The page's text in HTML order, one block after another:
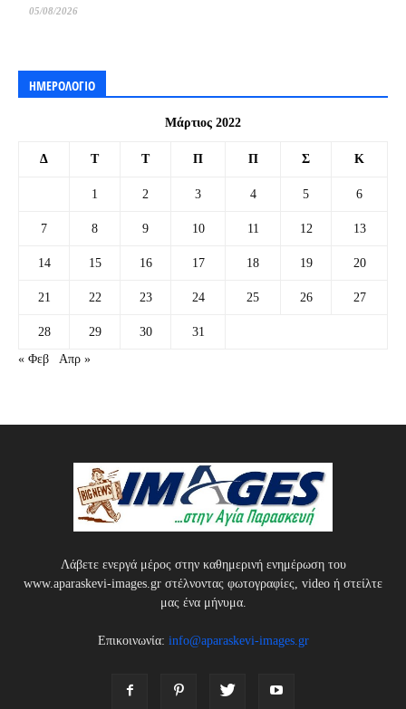
05/08/2026
ΗΜΕΡΟΛΟΓΙΟ
Μάρτιος 2022
Δ Τ Τ Π Π Σ Κ
1 2 3 4 5 6
7 8 9 10 11 12 13
14 15 16 17 18 19 20
21 22 23 24 25 26 27
28 29 30
31
« Φεβ
Απρ »
Λάβετε ενεργά μέρος στην καθημερινή ενημέρωση του
www.aparaskevi-images.gr στέλνοντας φωτογραφίες, video ή στείλτε
μας ένα μήνυμα.
Επικοινωνία: info@aparaskevi-images.gr